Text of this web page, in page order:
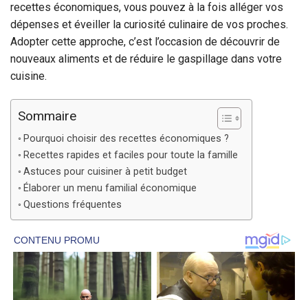
recettes économiques, vous pouvez à la fois alléger vos
dépenses et éveiller la curiosité culinaire de vos proches.
Adopter cette approche, c’est l’occasion de découvrir de
nouveaux aliments et de réduire le gaspillage dans votre
cuisine.
Sommaire
Pourquoi choisir des recettes économiques ?
Recettes rapides et faciles pour toute la famille
Astuces pour cuisiner à petit budget
Élaborer un menu familial économique
Questions fréquentes